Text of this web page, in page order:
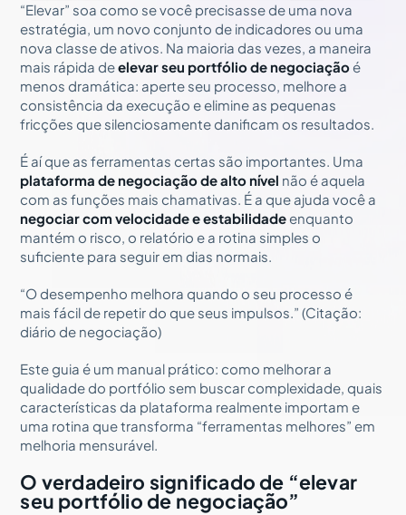
“Elevar” soa como se você precisasse de uma nova
estratégia, um novo conjunto de indicadores ou uma
nova classe de ativos. Na maioria das vezes, a maneira
mais rápida deelevar seu portfólio de negociação é
menos dramática: aperte seu processo, melhore a
consistência da execução e elimine as pequenas
fricções que silenciosamente danificam os resultados.
É aí que as ferramentas certas são importantes. Uma
plataforma de negociação de alto nível não é aquela
com as funções mais chamativas. É a que ajuda você a
negociar com velocidade e estabilidade enquanto
mantém o risco, o relatório e a rotina simples o
suficiente para seguir em dias normais.
“O desempenho melhora quando o seu processo é
mais fácil de repetir do que seus impulsos.” (Citação:
diário de negociação)
Este guia é um manual prático: como melhorar a
qualidade do portfólio sem buscar complexidade, quais
características da plataforma realmente importam e
uma rotina que transforma “ferramentas melhores” em
melhoria mensurável.
O verdadeiro significado de “elevar
seu portfólio de negociação”